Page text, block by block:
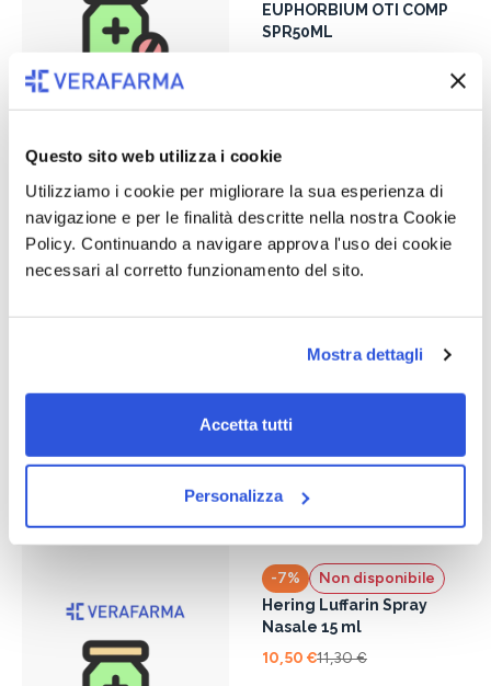
Questo sito web utilizza i cookie
Utilizziamo i cookie per migliorare la sua esperienza di
navigazione e per le finalità descritte nella nostra Cookie
Policy. Continuando a navigare approva l'uso dei cookie
necessari al corretto funzionamento del sito.
Mostra dettagli
Accetta tutti
Personalizza
EUPHORBIUM OTI COMP
SPR50ML
Dettaglio prodotto
-7% Non disponibile
Hering Luffarin Spray
Nasale 15 ml
10,50 €11,30 €